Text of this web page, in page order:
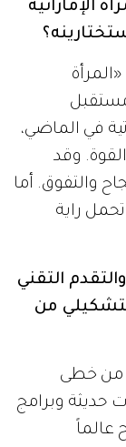
الإماراتية
في الماضي،
وقد
والتفوق. أما
راية
التقني
من
من خطى
حديثة وبرامج
عالماً